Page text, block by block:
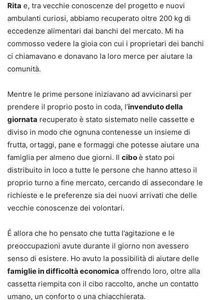
Rita e, tra vecchie conoscenze del progetto e nuovi
ambulanti curiosi, abbiamo recuperato oltre 200 kg di
eccedenze alimentari dai banchi del mercato. Mi ha
commosso vedere la gioia con cui i proprietari dei banchi
ci chiamavano e donavano la loro merce per aiutare la
comunità.
Mentre le prime persone iniziavano ad avvicinarsi per
prendere il proprio posto in coda, l’invenduto della
giornata recuperato è stato sistemato nelle cassette e
diviso in modo che ognuna contenesse un insieme di
frutta, ortaggi, pane e formaggi che potesse aiutare una
famiglia per almeno due giorni. Il ciboè stato poi
distribuito in loco a tutte le persone che hanno atteso il
proprio turno a fine mercato, cercando di assecondare le
richieste e le preferenze sia dei nuovi arrivati che delle
vecchie conoscenze dei volontari.
É allora che ho pensato che tutta l’agitazione e le
preoccupazioni avute durante il giorno non avessero
senso di esistere. Ho avuto la possibilità di aiutare delle
famiglie in difficoltà economica offrendo loro, oltre alla
cassetta riempita con il cibo raccolto, anche un contatto
umano, un conforto o una chiacchierata.